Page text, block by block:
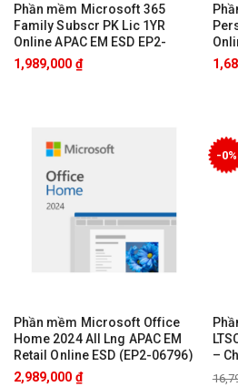
Phần mềm Microsoft 365
Family Subscr PK Lic 1YR
Online APAC EM ESD EP2-
36890 (Key Điện Tử) – 1 Năm |
Chính hãng
1,989,000 ₫
Phần mềm Microsoft Office
Home 2024 All Lng APAC EM
Retail Online ESD (EP2-06796)
– Chính hãng | Key điện tử
2,989,000 ₫
-0%
–